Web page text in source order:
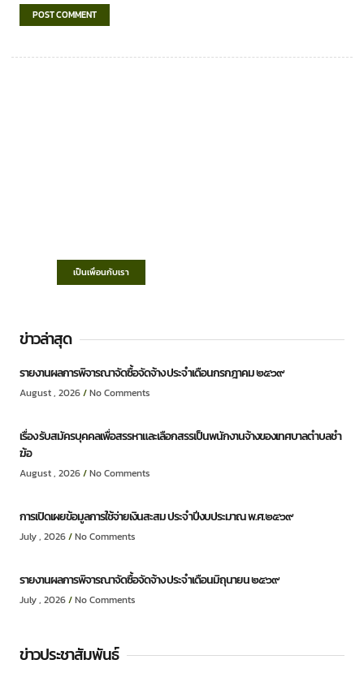
เป็นเพื่อนกับเรา
ข่าวล่าสุด
รายงานผลการพิจารณาจัดซื้อจัดจ้าง ประจำเดือนกรกฎาคม ๒๕๖๙
August , 2026 No Comments
เรื่อง รับสมัครบุคคลเพื่อสรรหาและเลือกสรรเป็นพนักงานจ้างของเทศบาลตำบลชำ
ฆ้อ
August , 2026 No Comments
การเปิดเผยข้อมูลการใช้จ่ายเงินสะสม ประจำปีงบประมาณ พ.ศ.๒๕๖๙
July , 2026 No Comments
รายงานผลการพิจารณาจัดซื้อจัดจ้าง ประจำเดือนมิถุนายน ๒๕๖๙
July , 2026 No Comments
ข่าวประชาสัมพันธ์